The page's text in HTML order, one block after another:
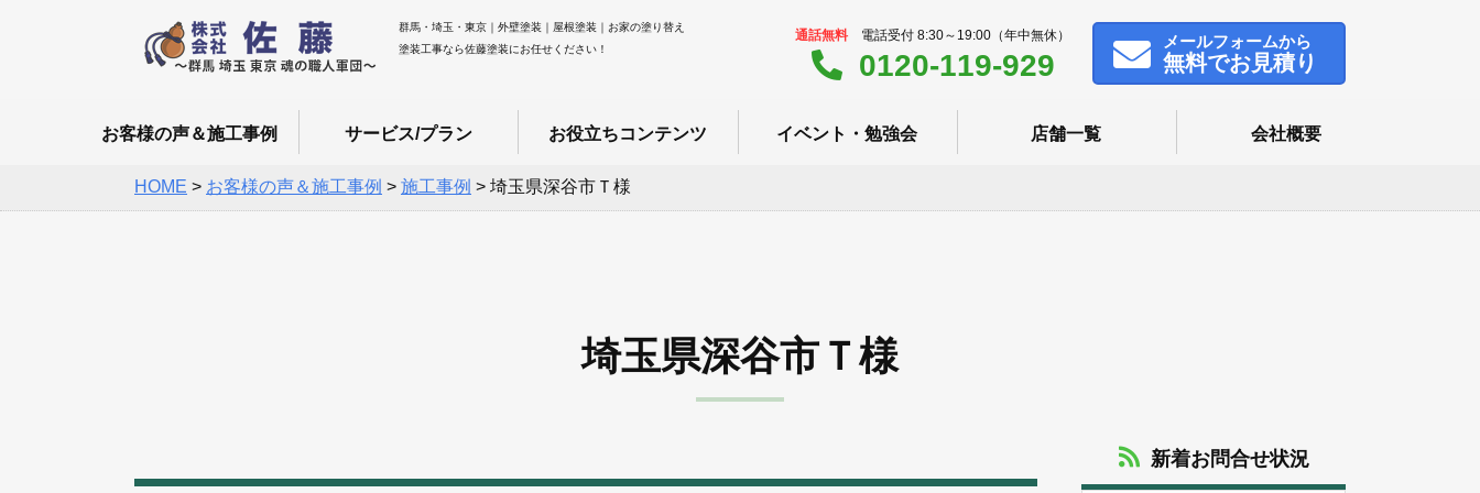
群馬・埼玉・東京｜外壁塗装｜屋根塗装｜お家の塗り替え
塗装工事なら佐藤塗装にお任せください！
通話無料 電話受付 8:30～19:00（年中無休）
0120-119-929
メールフォームから
無料でお見積り
お客様の声＆施工事例 サービス/プラン お役立ちコンテンツ イベント・勉強会 店舗一覧 会社概要
HOME > お客様の声＆施工事例 > 施工事例 > 埼玉県深谷市Ｔ様
埼玉県深谷市Ｔ様
新着お問合せ状況